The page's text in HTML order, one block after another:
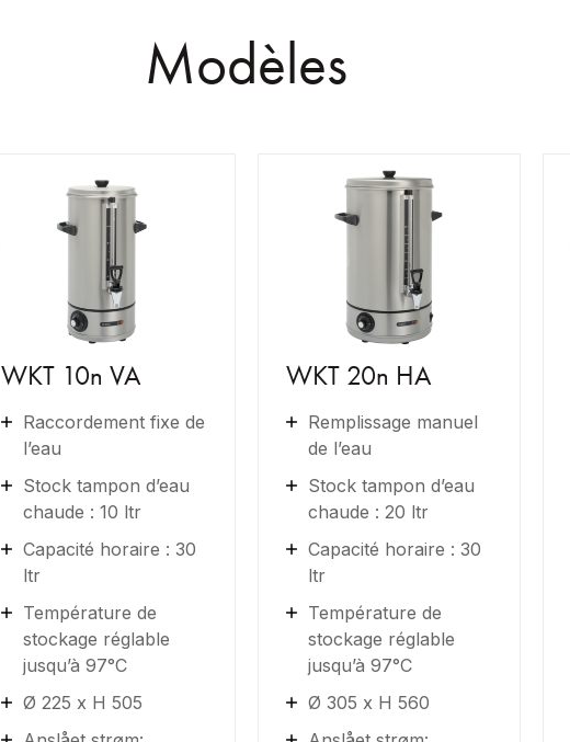
Modèles
WKT 10n VA
Raccordement fixe de
l’eau
Stock tampon d’eau
chaude : 10 ltr
Capacité horaire : 30
ltr
Température de
stockage réglable
jusqu’à 97°C
Ø 225 x H 505
WKT 20n HA
Remplissage manuel
de l’eau
Stock tampon d’eau
chaude : 20 ltr
Capacité horaire : 30
ltr
Température de
stockage réglable
jusqu’à 97°C
Ø 305 x H 560